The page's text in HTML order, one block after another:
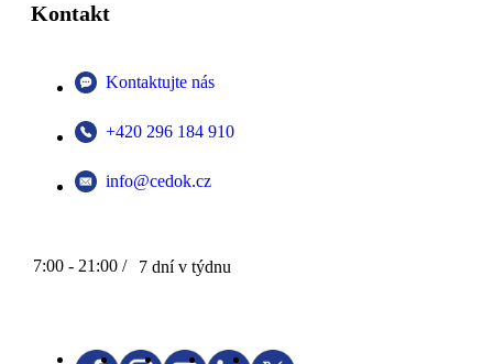
Kontakt
Kontaktujte nás
+420 296 184 910
info@cedok.cz
7:00 - 21:00 / 7 dní v týdnu